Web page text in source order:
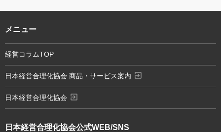
日本経営合理化協会公式WEB/SNS
メニュー
経営コラムTOP
日本経営合理化協会 商品・サービス案内 exit_to_app
日本経営合理化協会 exit_to_app